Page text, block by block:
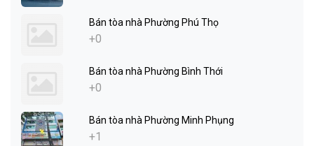
Bán tòa nhà Phường Phú Thọ
+0
Bán tòa nhà Phường Bình Thới
+0
Bán tòa nhà Phường Minh Phụng
+1